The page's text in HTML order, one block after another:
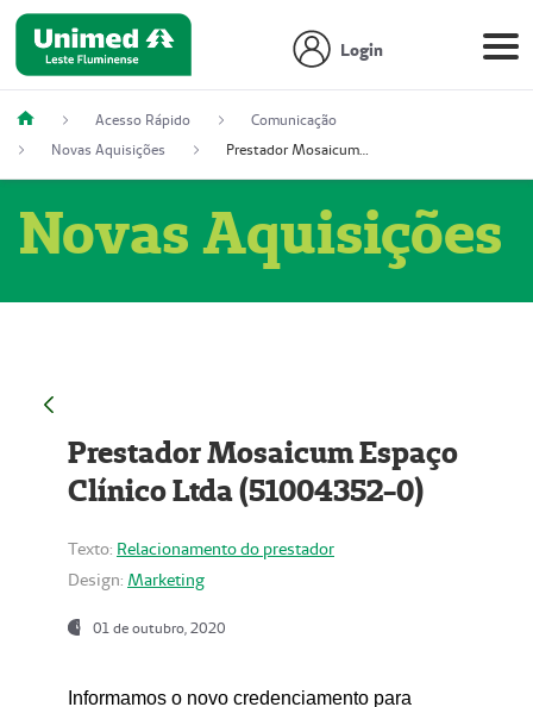
Login
Acesso Rápido
Comunicação
Novas Aquisições
Prestador Mosaicum Espaço Clínico Ltda (51004352-0)
Novas Aquisições
Prestador Mosaicum Espaço
Clínico Ltda (51004352-0)
Texto: Relacionamento do prestador
Design: Marketing
01 de outubro, 2020
Informamos o novo credenciamento para